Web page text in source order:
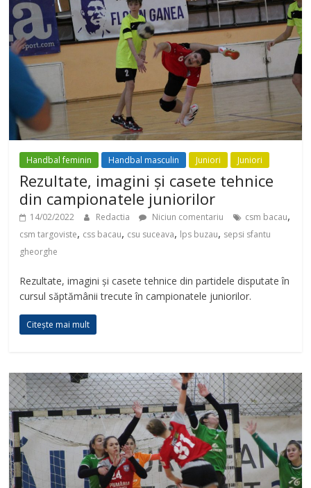
Handbal feminin Handbal masculin Juniori Juniori
Rezultate, imagini și casete tehnice
din campionatele juniorilor
14/02/2022 Redactia Niciun comentariu csm bacau,
csm targoviste, css bacau, csu suceava, lps buzau, sepsi sfantu
gheorghe
Rezultate, imagini și casete tehnice din partidele disputate în
cursul săptămânii trecute în campionatele juniorilor.
Citește mai mult